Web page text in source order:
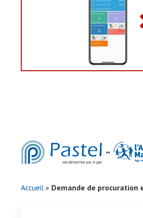
Accueil» Demande de procuration